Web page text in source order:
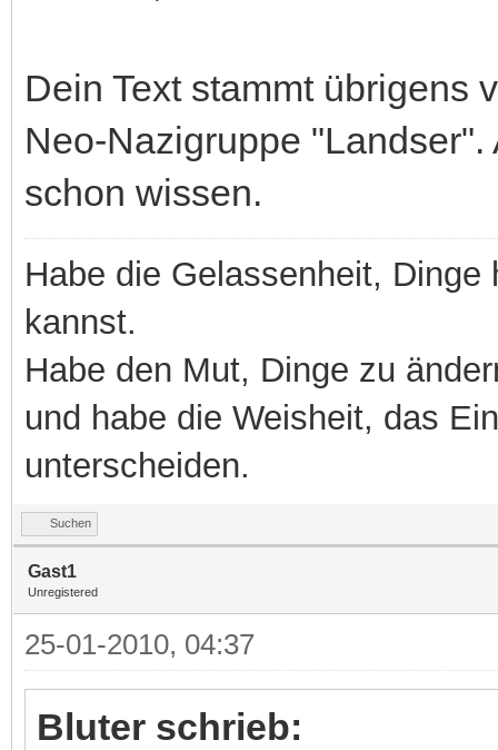
Dein Text stammt übrigens
Neo-Nazigruppe
schon wissen.
Habe die Gelassenheit,
kannst.
Habe den Mut, Dinge zu
und habe die Weisheit, das
unterscheiden.
Suchen
Gast1
Unregistered
25-01-2010, 04:37
Bluter schrieb: